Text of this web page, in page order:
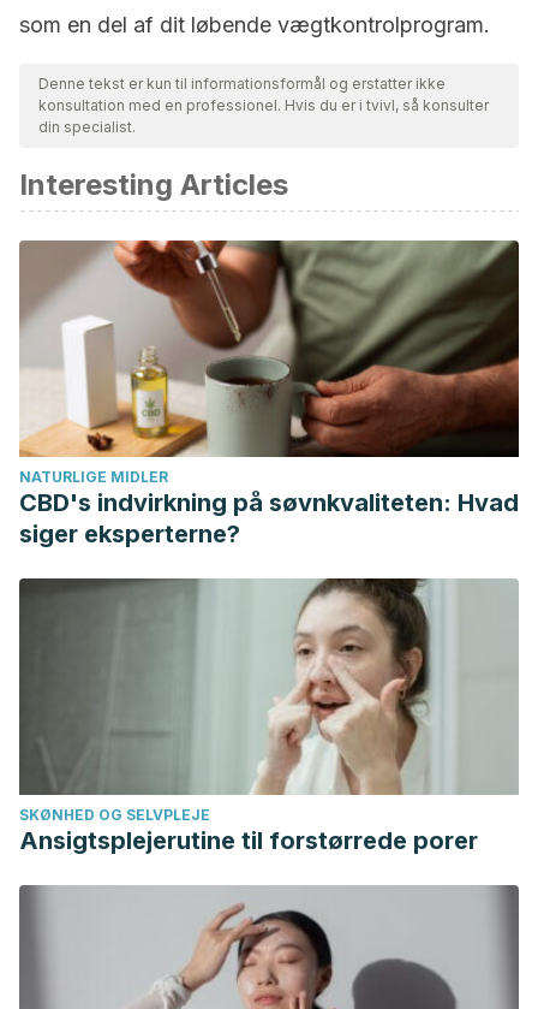
som en del af dit løbende vægtkontrolprogram.
Denne tekst er kun til informationsformål og erstatter ikke
konsultation med en professionel. Hvis du er i tvivl, så konsulter
din specialist.
Interesting Articles
NATURLIGE MIDLER
CBD's indvirkning på søvnkvaliteten: Hvad
siger eksperterne?
SKØNHED OG SELVPLEJE
Ansigtsplejerutine til forstørrede porer